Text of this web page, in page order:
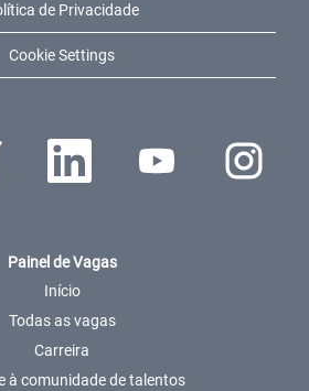
de Privacidade
Cookie Settings
novo separador.
Abre num novo separador.Abre num novo separador.
Abre num
Painel de Vagas
Início
Todas as vagas
Carreira
à comunidade de talentos